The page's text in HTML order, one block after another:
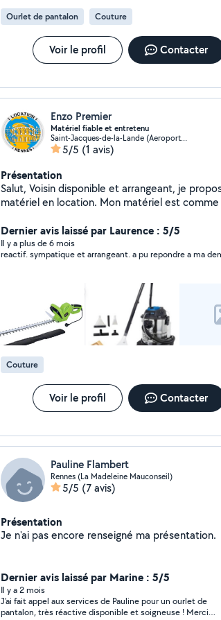
Ourlet de pantalon Couture
Voir le profil Contacter
Enzo Premier
Matériel fiable et entretenu
Saint-Jacques-de-la-Lande (Aeroport-Ecarts)
5/5 (1 avis)
Présentation
Salut, Voisin disponible et arrangeant, je propose du
matériel en location. Mon matériel est comme
confiance et les échange simple entre voisins.
rapide et tarifs accessibles ( shampouineuse (
la journée) Numéro de téléphone : 07-82-
Dernier avis laissé par Laurence : 5/5
Il y a plus de 6 mois
reactif. sympatique et arrangeant. a pu repondre a ma
Couture
Voir le profil Contacter
Pauline Flambert
Rennes (La Madeleine Mauconseil)
5/5 (7 avis)
Présentation
Je n'ai pas encore renseigné ma présentation.
Dernier avis laissé par Marine : 5/5
Il y a 2 mois
J’ai fait appel aux services de Pauline pour un ourlet de
pantalon, très réactive disponible et soigneuse ! Merci